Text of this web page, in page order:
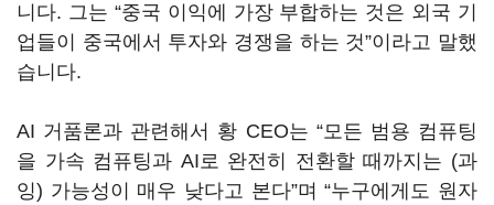
니다. 그는 “중국 이익에 가장 부합하는 것은 외국 기
업들이 중국에서 투자와 경쟁을 하는 것”이라고 말했
습니다.
AI 거품론과 관련해서 황 CEO는 “모든 범용 컴퓨팅
을 가속 컴퓨팅과 AI로 완전히 전환할 때까지는 (과
잉) 가능성이 매우 낮다고 본다”며 “누구에게도 원자